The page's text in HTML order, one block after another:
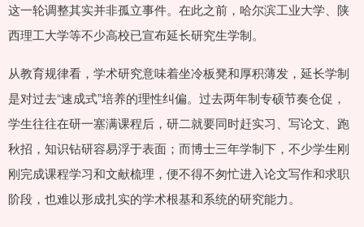
这一轮调整其实并非孤立事件。在此之前，哈尔滨工业大学、陕
西理工大学等不少高校已宣布延长研究生学制。
从教育规律看，学术研究意味着坐冷板凳和厚积薄发，延长学制
是对过去“速成式”培养的理性纠偏。过去两年制专硕节奏仓促，
学生往往在研一塞满课程后，研二就要同时赶实习、写论文、跑
秋招，知识钻研容易浮于表面；而博士三年学制下，不少学生刚
刚完成课程学习和文献梳理，便不得不匆忙进入论文写作和求职
阶段，也难以形成扎实的学术根基和系统的研究能力。